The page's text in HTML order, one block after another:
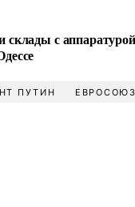
склады с
ПУТИН ЕВРОСОЮЗ